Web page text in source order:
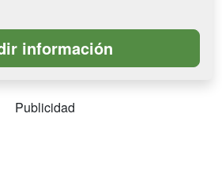
Publicidad